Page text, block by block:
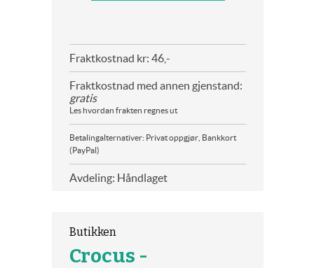
Fraktkostnad kr: 46,-
Fraktkostnad med annen gjenstand:
gratis
Les hvordan frakten regnes ut
Betalingalternativer: Privat oppgjør, Bankkort
(PayPal)
Avdeling: Håndlaget
Butikken
Crocus -